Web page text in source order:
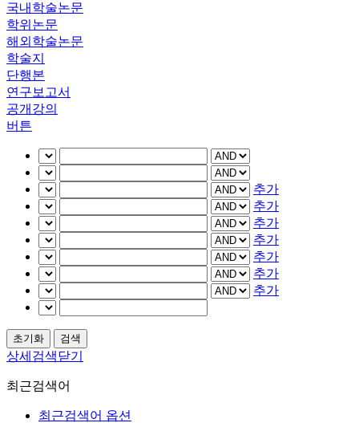
국내학술논문
학위논문
해외학술논문
학술지
단행본
연구보고서
공개강의
버튼
추가
추가
추가
추가
추가
추가
추가
상세검색닫기
최근검색어
최근검색어 옵션